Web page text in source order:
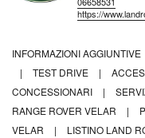
https://
INFORMAZIONI
|
TEST DRIVE |
CONCESSIONARI
|
RANGE ROVER VELAR
|
VELAR
| LISTINO LAND